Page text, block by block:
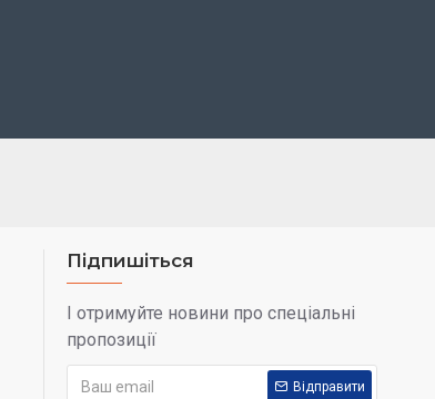
Підпишіться
І отримуйте новини про спеціальні
пропозиції
Відправити